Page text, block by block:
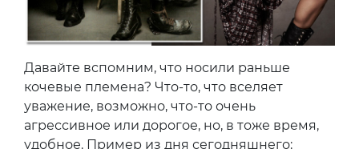
Давайте вспомним, что носили раньше
кочевые племена? Что-то, что вселяет
уважение, возможно, что-то очень
агрессивное или дорогое, но, в тоже время,
удобное. Пример из дня сегодняшнего: